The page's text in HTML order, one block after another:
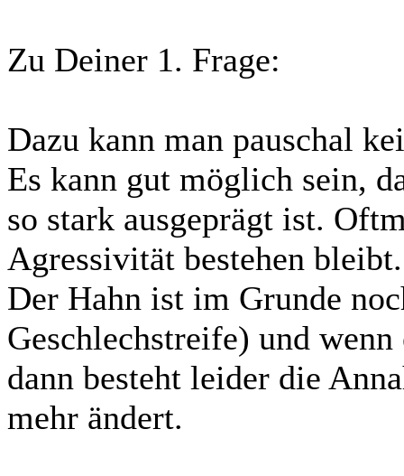
Zu Deiner 1. Frage:
Dazu kann man pauschal
Es kann gut möglich sein,
so stark ausgeprägt ist.
Agressivität bestehen bleibt.
Der Hahn ist im Grunde
Geschlechstreife) und
dann besteht leider die
mehr ändert.